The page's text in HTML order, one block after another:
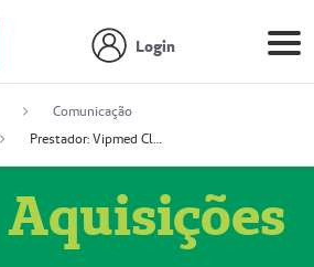
Login
Comunicação
Prestador: Vipmed Clínica Geral Ltda, 51004349-0 (Nome Fantasia: Policlínica Master)